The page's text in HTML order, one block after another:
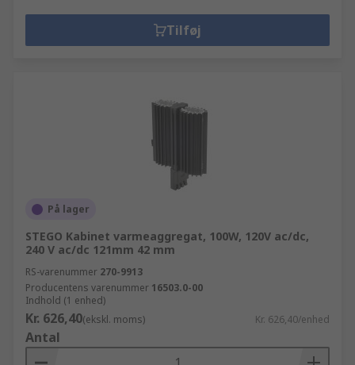
Tilføj
På lager
STEGO Kabinet varmeaggregat, 100W, 120V ac/dc,
240 V ac/dc 121mm 42 mm
RS-varenummer 270-9913
Producentens varenummer 16503.0-00
Indhold (1 enhed)
Kr. 626,40(ekskl. moms) Kr. 626,40/enhed
Antal